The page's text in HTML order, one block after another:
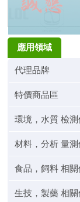
應用領域
代理品牌
特價商品區
環境，水質 檢測
材料，分析 量測
食品，飼料 相關
生技，製藥 相關